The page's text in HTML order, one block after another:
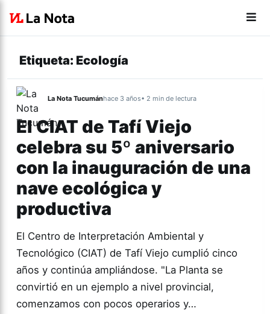
Etiqueta: Ecología
La Nota Tucumánhace 3 años• 2 min de lectura
El CIAT de Tafí Viejo
celebra su 5º aniversario
con la inauguración de una
nave ecológica y
productiva
El Centro de Interpretación Ambiental y
Tecnológico (CIAT) de Tafí Viejo cumplió cinco
años y continúa ampliándose. "La Planta se
convirtió en un ejemplo a nivel provincial,
comenzamos con pocos operarios y…